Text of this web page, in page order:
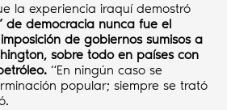
la experiencia iraquí demostró
de democracia nunca fue el
imposición de gobiernos sumisos a
sobre todo en países con
“En ningún caso se
popular; siempre se trató